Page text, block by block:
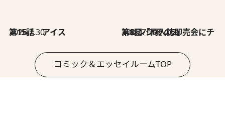
2026.7.30
第15話 アイス 2026.7.30
第8回「同人誌即売会にチャレンジ その2」
コミック＆エッセイルームTOP